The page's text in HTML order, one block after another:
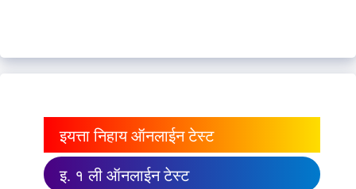
इयत्ता निहाय ऑनलाईन टेस्ट
इ. १ ली ऑनलाईन टेस्ट